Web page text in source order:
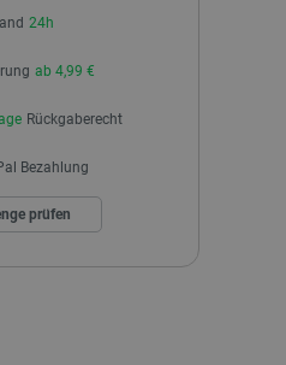
24h
ab 4,99 €
Rückgaberecht
Bezahlung
prüfen